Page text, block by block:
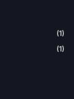
(1)
(1)